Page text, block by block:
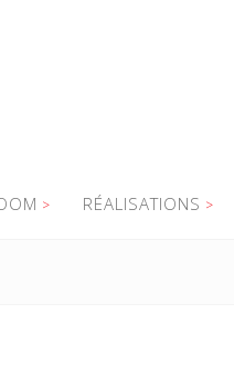
RÉALISATIONS